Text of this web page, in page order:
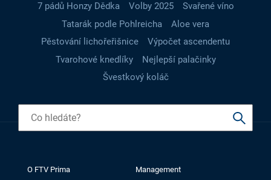
7 pádů Honzy Dědka
Volby 2025
Svařené víno
Tatarák podle Pohlreicha
Aloe vera
Pěstování lichořeřišnice
Výpočet ascendentu
Tvarohové knedlíky
Nejlepší palačinky
Švestkový koláč
O FTV Prima
Management